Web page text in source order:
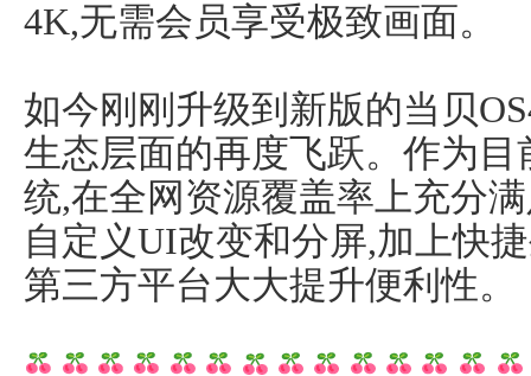
4K,无需会员享受极致画面。
如今刚刚升级到新版的当贝
生态层面的再度飞跃。作为
统,在全网资源覆盖率上充分
自定义UI改变和分屏,加上快
第三方平台大大提升便利性。